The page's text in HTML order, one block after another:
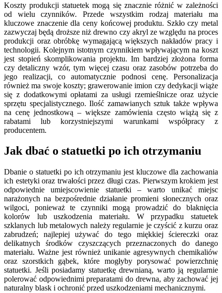
Koszty produkcji statuetek mogą się znacznie różnić w zależności
od wielu czynników. Przede wszystkim rodzaj materiału ma
kluczowe znaczenie dla ceny końcowej produktu. Szkło czy metal
zazwyczaj będą droższe niż drewno czy akryl ze względu na proces
produkcji oraz obróbkę wymagającą większych nakładów pracy i
technologii. Kolejnym istotnym czynnikiem wpływającym na koszt
jest stopień skomplikowania projektu. Im bardziej złożona forma
czy detaliczny wzór, tym więcej czasu oraz zasobów potrzeba do
jego realizacji, co automatycznie podnosi cenę. Personalizacja
również ma swoje koszty; grawerowanie imion czy dedykacji wiąże
się z dodatkowymi opłatami za usługi rzemieślnicze oraz użycie
sprzętu specjalistycznego. Ilość zamawianych sztuk także wpływa
na cenę jednostkową – większe zamówienia często wiążą się z
rabatami lub korzystniejszymi warunkami współpracy z
producentem.
Jak dbać o statuetki po ich otrzymaniu
Dbanie o statuetki po ich otrzymaniu jest kluczowe dla zachowania
ich estetyki oraz trwałości przez długi czas. Pierwszym krokiem jest
odpowiednie umiejscowienie statuetki – warto unikać miejsc
narażonych na bezpośrednie działanie promieni słonecznych oraz
wilgoci, ponieważ te czynniki mogą prowadzić do blaknięcia
kolorów lub uszkodzenia materiału. W przypadku statuetek
szklanych lub metalowych należy regularnie je czyścić z kurzu oraz
zabrudzeń; najlepiej używać do tego miękkiej ściereczki oraz
delikatnych środków czyszczących przeznaczonych do danego
materiału. Ważne jest również unikanie agresywnych chemikaliów
oraz szorstkich gąbek, które mogłyby porysować powierzchnię
statuetki. Jeśli posiadamy statuetkę drewnianą, warto ją regularnie
polerować odpowiednimi preparatami do drewna, aby zachować jej
naturalny blask i ochronić przed uszkodzeniami mechanicznymi.